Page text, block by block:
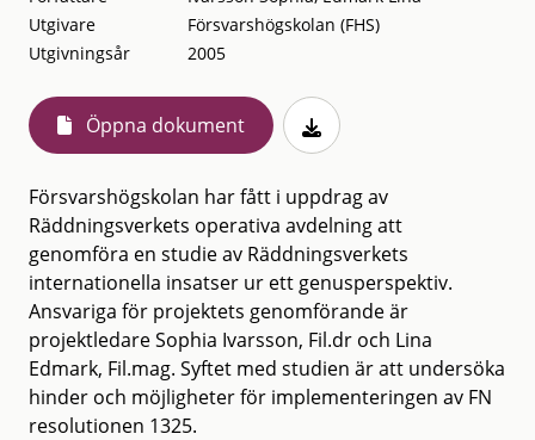
Utgivare
Försvarshögskolan (FHS)
Utgivningsår
2005
Öppna dokument
Försvarshögskolan har fått i uppdrag av
Räddningsverkets operativa avdelning att
genomföra en studie av Räddningsverkets
internationella insatser ur ett genusperspektiv.
Ansvariga för projektets genomförande är
projektledare Sophia Ivarsson, Fil.dr och Lina
Edmark, Fil.mag. Syftet med studien är att undersöka
hinder och möjligheter för implementeringen av FN
resolutionen 1325.